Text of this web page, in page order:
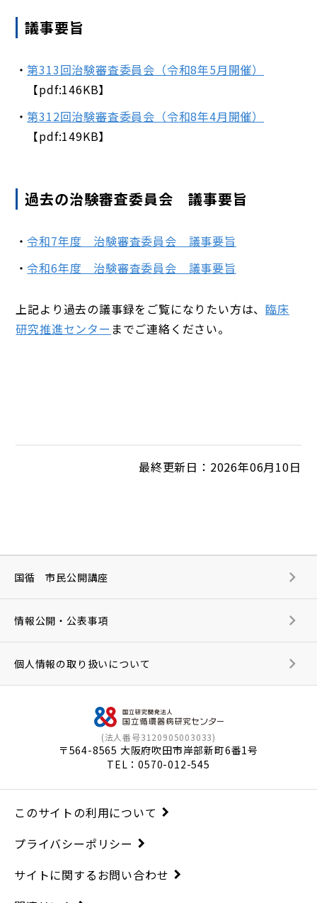
議事要旨
第313回治験審査委員会（令和8年5月開催）
【pdf:146KB】
第312回治験審査委員会（令和8年4月開催）
【pdf:149KB】
過去の治験審査委員会 議事要旨
令和7年度 治験審査委員会 議事要旨
令和6年度 治験審査委員会 議事要旨
上記より過去の議事録をご覧になりたい方は、臨床
研究推進センター までご連絡ください。
最終更新日：2026年06月10日
(法人番号3120905003033)
〒564-8565 大阪府吹田市岸部新町6番1号
TEL：0570-012-545
国循 市民公開講座
情報公開・公表事項
個人情報の取り扱いについて
このサイトの利用について
プライバシーポリシー
サイトに関するお問い合わせ